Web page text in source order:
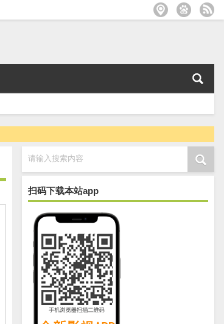
请输入搜索内容
扫码下载本站app